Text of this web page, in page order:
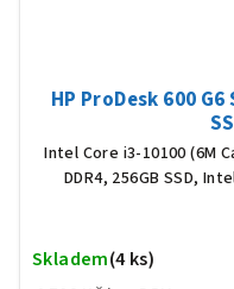
HP ProDesk 600 G6
Intel Core i3-10100 (6M
DDR4, 256GB SSD,
Skladem(4 ks)